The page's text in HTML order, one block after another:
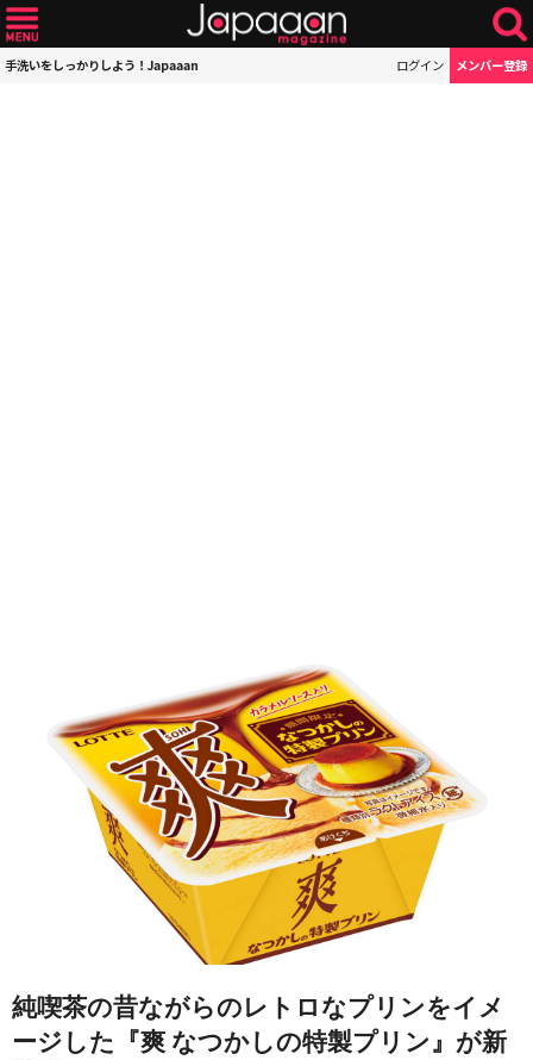
手洗いをしっかりしよう！Japaaan ログイン メンバー登録
純喫茶の昔ながらのレトロなプリンをイメ
ージした『爽 なつかしの特製プリン』が新